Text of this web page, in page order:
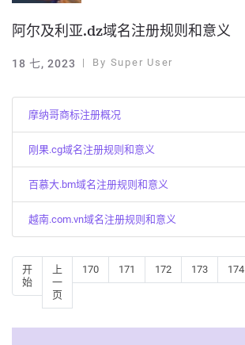
阿尔及利亚.dz域名注册规则和意义
18 七, 2023 By Super User
摩纳哥商标注册概况
刚果.cg域名注册规则和意义
百慕大.bm域名注册规则和意义
越南.com.vn域名注册规则和意义
开
始
上
一
页
170 171 172 173 174